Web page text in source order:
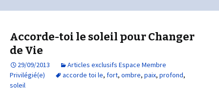
Accorde-toi le soleil pour Changer
de Vie
29/09/2013
Articles exclusifs Espace Membre
Privilégié(e)
accorde toi le, fort, ombre, paix, profond,
soleil